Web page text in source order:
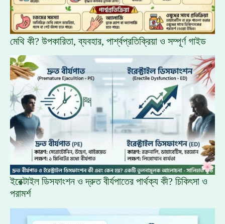
মেথি কী? উপকারিতা, ব্যবহার, পার্শ্বপ্রতিক্রিয়া ও সম্পূর্ণ গাইড
ইরেক্টাইল ডিসফাংশন ও দ্রুত বীর্যপাতের পার্থক্য কী? চিকিৎসা ও
পরামর্শ